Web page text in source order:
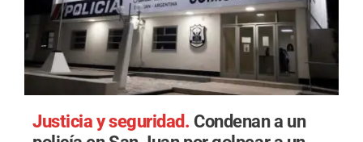
Justicia y seguridad. Condenan a un